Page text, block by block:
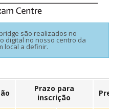
são realizados no
digital no nosso centro da
local a definir.
Prazo para
inscrição
Preço